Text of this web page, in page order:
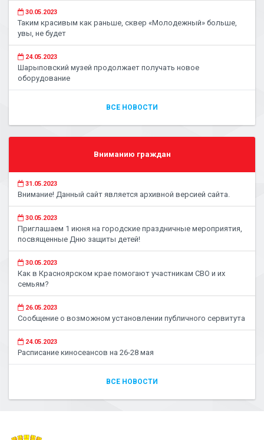
30.05.2023
Таким красивым как раньше, сквер «Молодежный» больше,
увы, не будет
24.05.2023
Шарыповский музей продолжает получать новое
оборудование
ВСЕ НОВОСТИ
Вниманию граждан
31.05.2023
Внимание! Данный сайт является архивной версией сайта.
30.05.2023
Приглашаем 1 июня на городские праздничные мероприятия,
посвященные Дню защиты детей!
30.05.2023
Как в Красноярском крае помогают участникам СВО и их
семьям?
26.05.2023
Сообщение о возможном установлении публичного сервитута
24.05.2023
Расписание киносеансов на 26-28 мая
ВСЕ НОВОСТИ